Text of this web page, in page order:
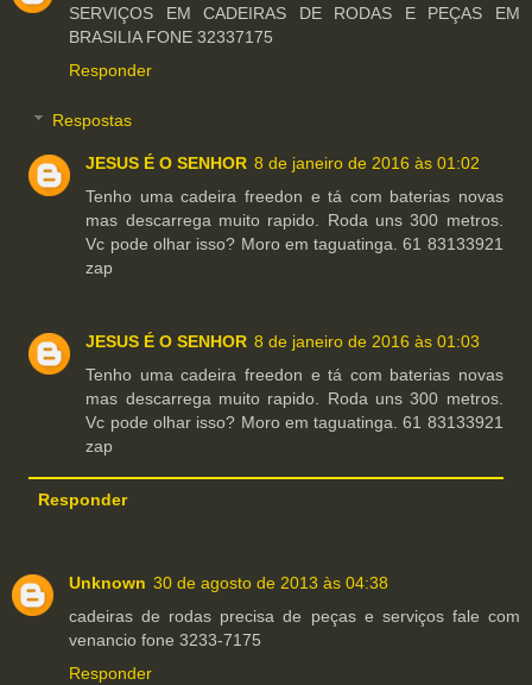
SERVIÇOS EM CADEIRAS DE RODAS E PEÇAS EM
BRASILIA FONE 32337175
Responder
Respostas
JESUS É O SENHOR 8 de janeiro de 2016 às 01:02
Tenho uma cadeira freedon e tá com baterias novas
mas descarrega muito rapido. Roda uns 300 metros.
Vc pode olhar isso? Moro em taguatinga. 61 83133921
zap
JESUS É O SENHOR 8 de janeiro de 2016 às 01:03
Tenho uma cadeira freedon e tá com baterias novas
mas descarrega muito rapido. Roda uns 300 metros.
Vc pode olhar isso? Moro em taguatinga. 61 83133921
zap
Responder
Unknown 30 de agosto de 2013 às 04:38
cadeiras de rodas precisa de peças e serviços fale com
venancio fone 3233-7175
Responder